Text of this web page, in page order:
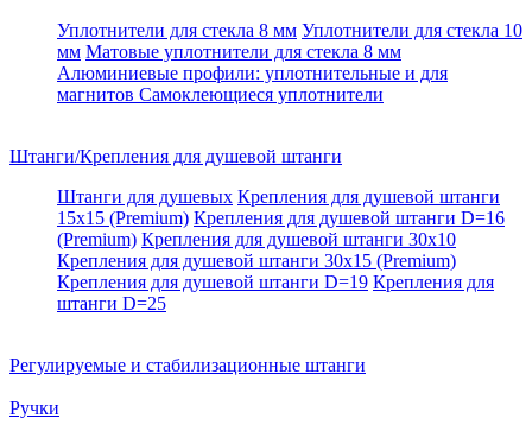
Уплотнители для стекла 8 мм Уплотнители для стекла 10
мм Матовые уплотнители для стекла 8 мм
Алюминиевые профили: уплотнительные и для
магнитов Самоклеющиеся уплотнители
Штанги/Крепления для душевой штанги
Штанги для душевых Крепления для душевой штанги
15х15 (Premium) Крепления для душевой штанги D=16
(Premium) Крепления для душевой штанги 30x10
Крепления для душевой штанги 30x15 (Premium)
Крепления для душевой штанги D=19 Крепления для
штанги D=25
Регулируемые и стабилизационные штанги
Ручки